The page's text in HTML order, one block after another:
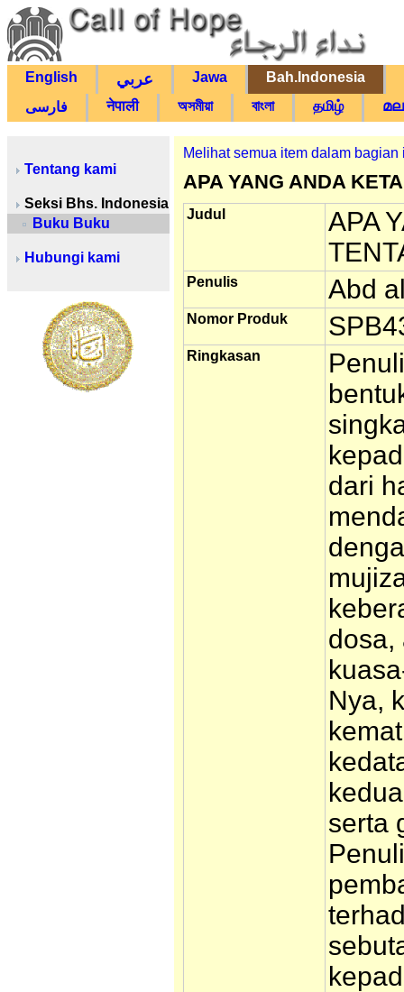
English عربي Jawa
Bah.Indonesia
فارسی
नेपाली অসমীয়া বাংলা தமிழ்
Tentang kami
Seksi Bhs. Indonesia
Buku Buku
Hubungi kami
Melihat semua item dalam bagian
APA YANG ANDA
Judul
APA
Penulis Abd
Nomor Produk
Ringkasan
dari
dosa,
Nya,
serta